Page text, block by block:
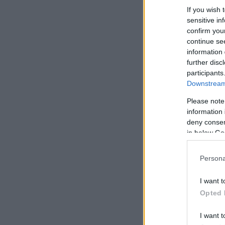
If you wish
sensitive
confirm
continue
information
further
Please
information
deny
in below
I want
Opted
I want